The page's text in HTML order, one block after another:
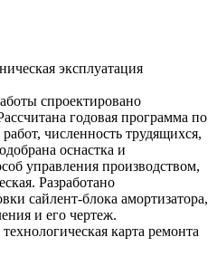
эксплуатация
спроектировано
годовая программа по
численность трудящихся,
оснастка и
управления производством,
Разработано
сайлент-блока амортизатора,
и его чертеж.
карта ремонта